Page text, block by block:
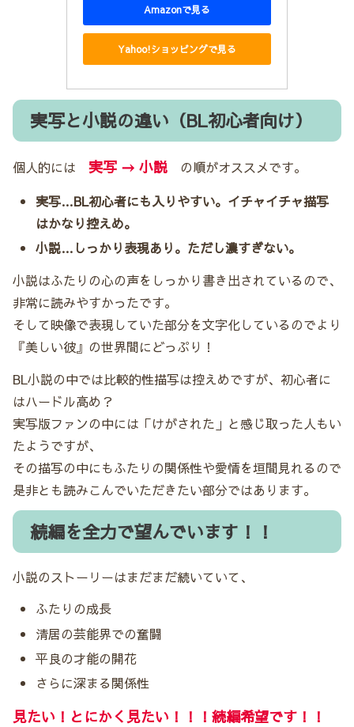
Amazonで見る
Yahoo!ショッピングで見る
実写と小説の違い（BL初心者向け）
個人的には 実写 → 小説 の順がオススメです。
実写…BL初心者にも入りやすい。イチャイチャ描写
はかなり控えめ。
小説…しっかり表現あり。ただし濃すぎない。
小説はふたりの心の声をしっかり書き出されているので、
非常に読みやすかったです。
そして映像で表現していた部分を文字化しているのでより
『美しい彼』の世界間にどっぷり！
BL小説の中では比較的性描写は控えめですが、初心者に
はハードル高め？
実写版ファンの中には「けがされた」と感じ取った人もい
たようですが、
その描写の中にもふたりの関係性や愛情を垣間見れるので
是非とも読みこんでいただきたい部分ではあります。
続編を全力で望んでいます！！
小説のストーリーはまだまだ続いていて、
ふたりの成長
清居の芸能界での奮闘
平良の才能の開花
さらに深まる関係性
見たい！とにかく見たい！！！続編希望です！！